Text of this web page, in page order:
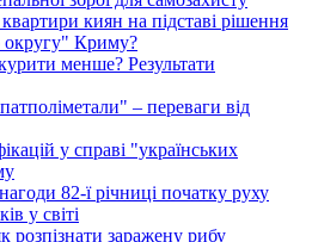
киян на підставі рішення
округу" Криму?
менше? Результати
– переваги від
у справі "українських
82-ї річниці початку руху
у світі
розпізнати заражену рибу